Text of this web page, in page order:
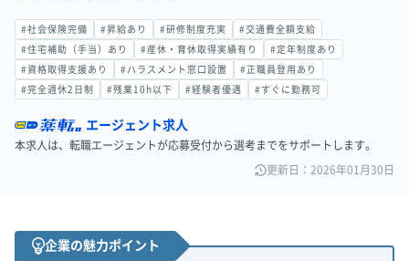
#社会保険完備 #昇給あり #研修制度充実 #交通費全額支給
#住宅補助（手当）あり #産休・育休取得実績有り #定年制度あり
#資格取得支援あり #ハラスメント窓口設置 #正職員登用あり
#完全週休2日制 #残業10h以下 #経験者優遇 #すぐに勤務可
エージェント求人
本求人は、転職エージェントが応募受付から選考までをサポートします。
更新日：2026年01月30日
企業の魅力ポイント